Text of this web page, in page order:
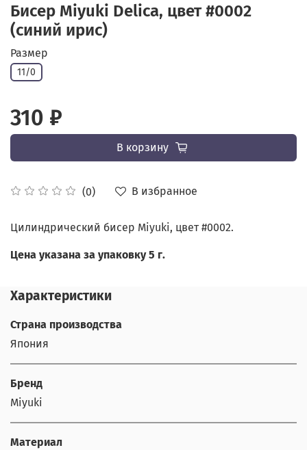
Бисер Miyuki Delica, цвет #0002
(синий ирис)
(0) В избранное
Размер
11/0
310 ₽
В корзину
Цилиндрический бисер Miyuki, цвет #0002.
Цена указана за упаковку 5 г.
Характеристики
Страна производства
Япония
Бренд
Miyuki
Материал